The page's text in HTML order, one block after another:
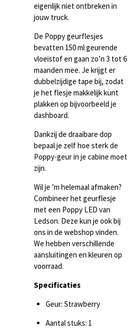
eigenlijk niet ontbreken in
jouw truck.
De Poppy geurflesjes
bevatten 150 ml geurende
vloeistof en gaan zo’n 3 tot 6
maanden mee. Je krijgt er
dubbelzijdige tape bij, zodat
je het flesje makkelijk kunt
plakken op bijvoorbeeld je
dashboard.
Dankzij de draaibare dop
bepaal je zelf hoe sterk de
Poppy-geur in je cabine moet
zijn.
Wil je ’m helemaal afmaken?
Combineer het geurflesje
met een Poppy LED van
Ledson. Deze kun je ook bij
ons in de webshop vinden.
We hebben verschillende
aansluitingen en kleuren op
voorraad.
Specificaties
Geur: Strawberry
Aantal stuks: 1